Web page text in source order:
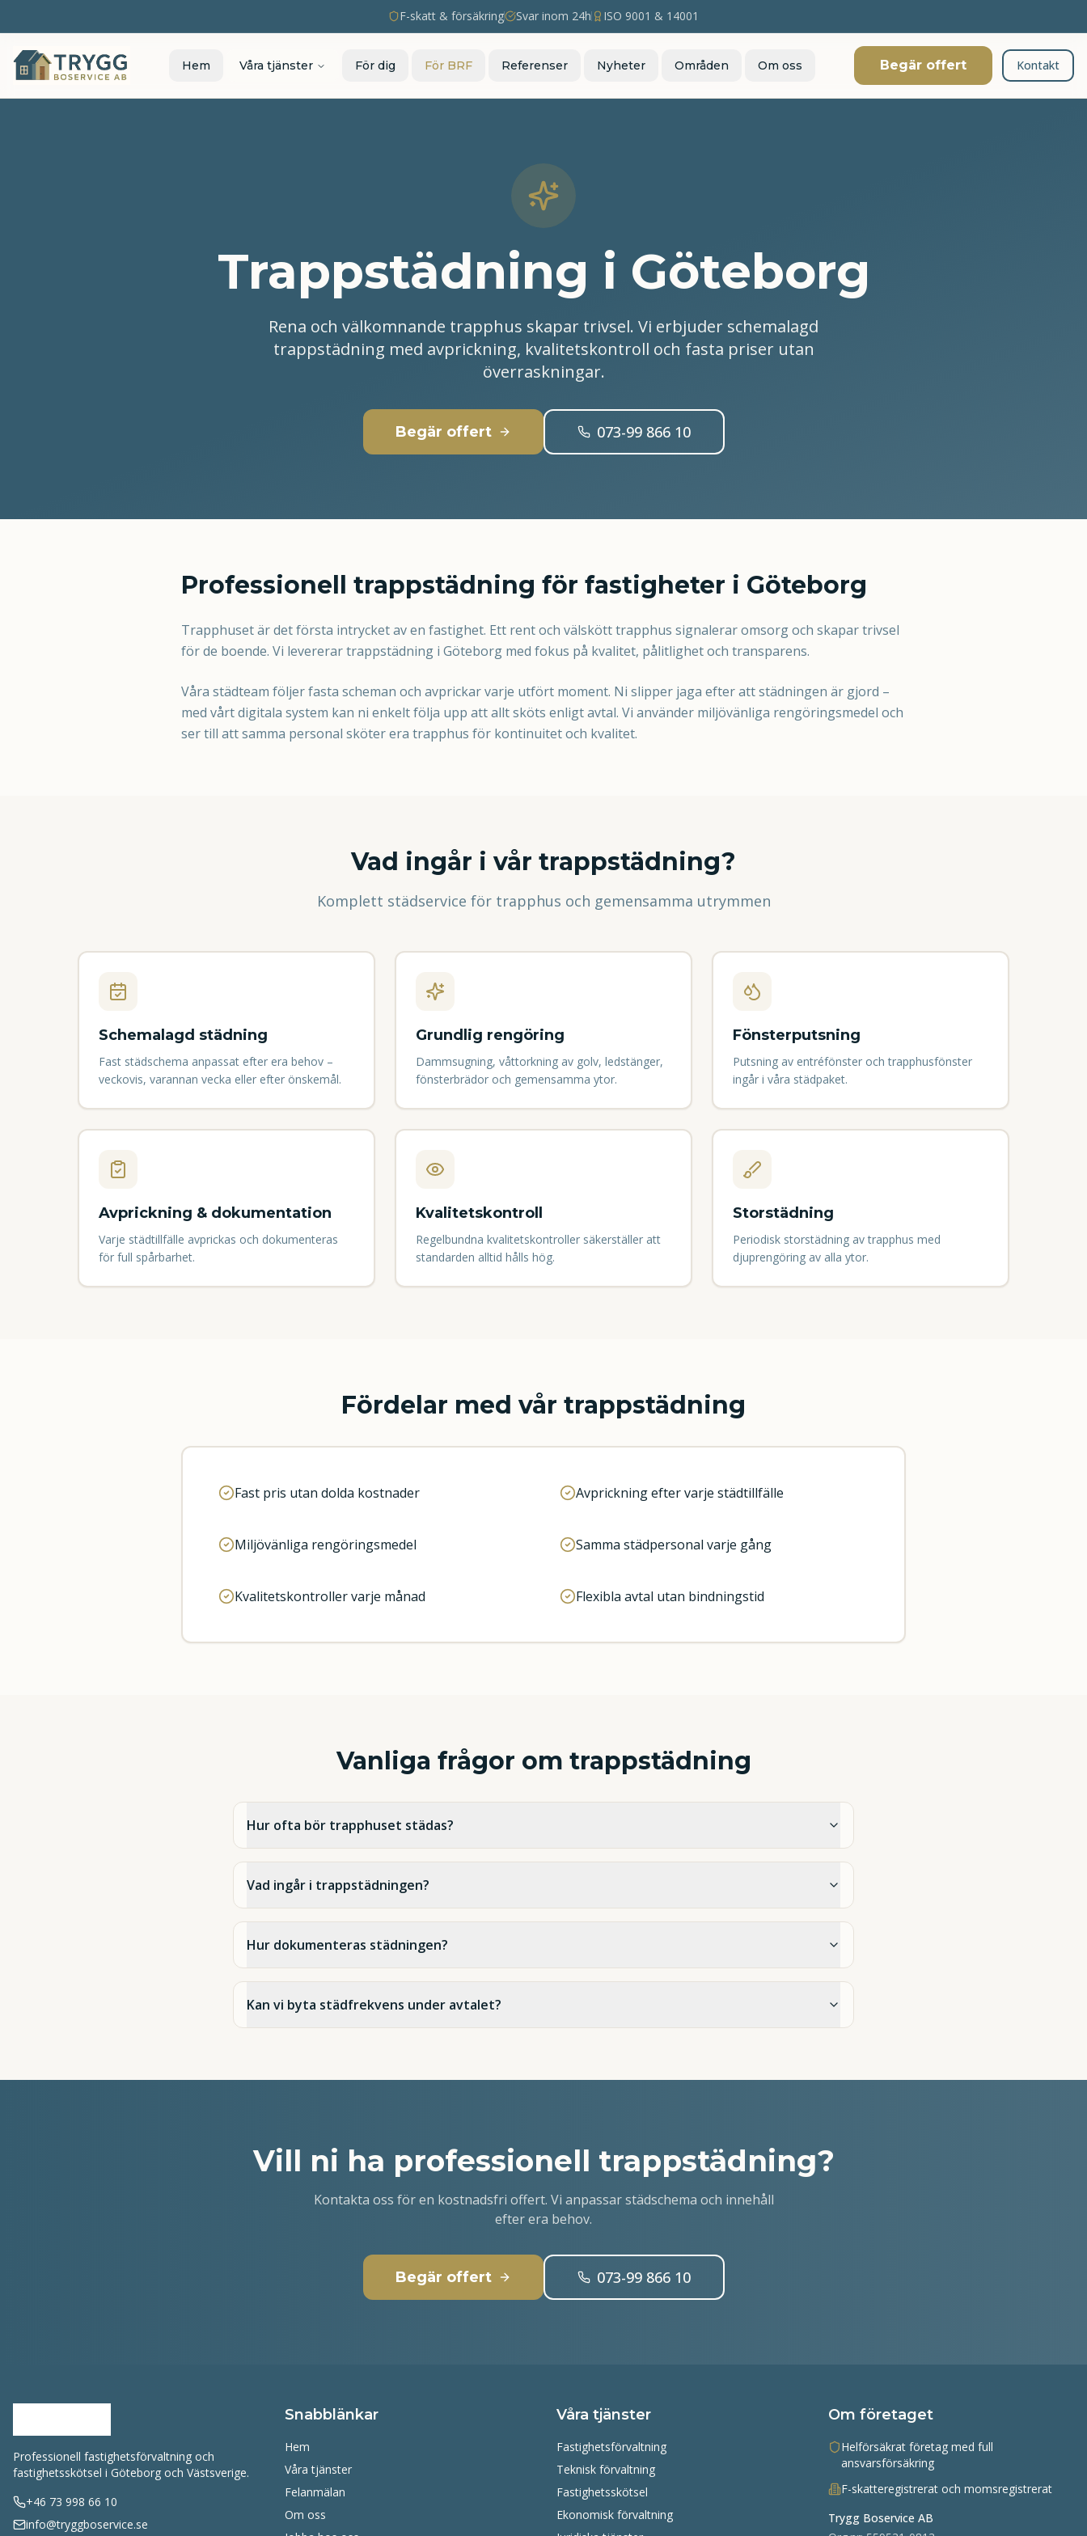
F-skatt & försäkring Svar inom 24h ISO 9001 & 14001
Hem Våra tjänster För dig För BRF Referenser Nyheter Områden Om oss Begär offert Kontakt
Trappstädning i Göteborg
Rena och välkomnande trapphus skapar trivsel. Vi erbjuder schemalagd
trappstädning med avprickning, kvalitetskontroll och fasta priser utan
överraskningar.
Begär offert 073-99 866 10
Professionell trappstädning för fastigheter i Göteborg
Trapphuset är det första intrycket av en fastighet. Ett rent och välskött trapphus signalerar omsorg och skapar trivsel
för de boende. Vi levererar trappstädning i Göteborg med fokus på kvalitet, pålitlighet och transparens.
Våra städteam följer fasta scheman och avprickar varje utfört moment. Ni slipper jaga efter att städningen är gjord –
med vårt digitala system kan ni enkelt följa upp att allt sköts enligt avtal. Vi använder miljövänliga rengöringsmedel och
ser till att samma personal sköter era trapphus för kontinuitet och kvalitet.
Vad ingår i vår trappstädning?
Komplett städservice för trapphus och gemensamma utrymmen
Schemalagd städning
Fast städschema anpassat efter era behov –
veckovis, varannan vecka eller efter önskemål.
Grundlig rengöring
Dammsugning, våttorkning av golv, ledstänger,
fönsterbrädor och gemensamma ytor.
Fönsterputsning
Putsning av entréfönster och trapphusfönster
ingår i våra städpaket.
Avprickning & dokumentation
Varje städtillfälle avprickas och dokumenteras
för full spårbarhet.
Kvalitetskontroll
Regelbundna kvalitetskontroller säkerställer att
standarden alltid hålls hög.
Storstädning
Periodisk storstädning av trapphus med
djuprengöring av alla ytor.
Fördelar med vår trappstädning
Fast pris utan dolda kostnader Avprickning efter varje städtillfälle
Miljövänliga rengöringsmedel Samma städpersonal varje gång
Kvalitetskontroller varje månad Flexibla avtal utan bindningstid
Vanliga frågor om trappstädning
Hur ofta bör trapphuset städas?
Vad ingår i trappstädningen?
Hur dokumenteras städningen?
Kan vi byta städfrekvens under avtalet?
Vill ni ha professionell trappstädning?
Kontakta oss för en kostnadsfri offert. Vi anpassar städschema och innehåll
efter era behov.
Begär offert 073-99 866 10
Professionell fastighetsförvaltning och
fastighetsskötsel i Göteborg och Västsverige.
+46 73 998 66 10
info@tryggboservice.se
Snabblänkar
Hem
Våra tjänster
Felanmälan
Om oss
Våra tjänster
Fastighetsförvaltning
Teknisk förvaltning
Fastighetsskötsel
Ekonomisk förvaltning
Om företaget
Helförsäkrat företag med full
ansvarsförsäkring
F-skatteregistrerat och momsregistrerat
Trygg Boservice AB